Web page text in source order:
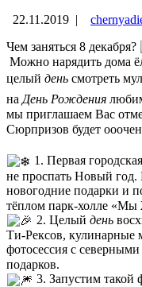
22.11.2019 |
Чем заняться 8 декабря?
Можно нарядить дома
целый день смотреть
на День Рождения
мы приглашаем Вас
Сюрпризов будет
1. Первая
не проспать Новый
новогодние подарки и
тёплом парк-холле
2. Целыйдень
Ти-Рексов, кулинарные
фотосессия с
подарков.⠀
3. Запустим такой